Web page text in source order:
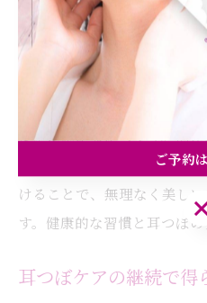
耳つぼと食生活のバ
耳つぼケアは、食生活の見
り高い効果を発揮します。な
食欲調整だけでなく、バラ
安定に繋がるからです。例
則正しい食事タイミングを
けることで、無理なく美し
す。健康的な習慣と耳つぼの
耳つぼケアの継続で得
ご予約
ご予約